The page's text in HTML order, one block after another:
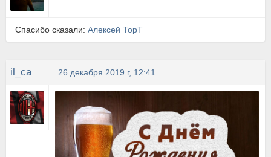
Спасибо сказали: Алексей ТорТ
26 декабря 2019 г, 12:41